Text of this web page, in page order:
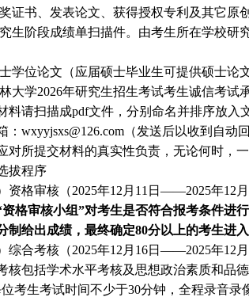
证书、发表论文、获得授权专利及其它原
生阶段成绩单扫描件。由考生所在学校研
学位论文（应届硕士毕业生可提供硕士论
大学2026年研究生招生考试考生诚信考试
料请扫描成pdf文件，分别命名并排序放入
： wxyyjsxs@126.com（发送后以收到自动
对所提交材料的真实性负责，无论何时，
拔程序
资格审核 （2025年12月11日——2025年12月
资格审核小组”对考生是否符合报考条件进
制给出成绩，最终确定80分以上的考生进
综合考核 （2025年12月16日——2025年12月
核包括学术水平考核及思想政治素质和品德
考生考试时间不少于30分钟， 全程录音录